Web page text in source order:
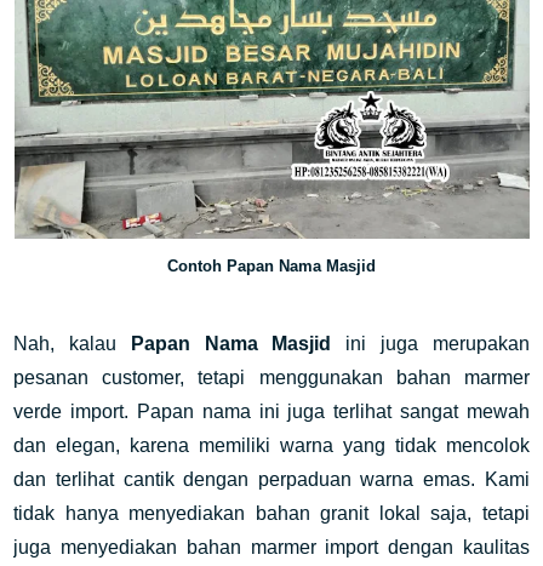
Contoh Papan Nama Masjid
Nah, kalau Papan Nama Masjid
ini juga merupakan
pesanan customer, tetapi menggunakan bahan marmer
verde import. Papan nama ini juga terlihat sangat mewah
dan elegan, karena memiliki warna yang tidak mencolok
dan terlihat cantik dengan perpaduan warna emas. Kami
tidak hanya menyediakan bahan granit lokal saja, tetapi
juga menyediakan bahan marmer import dengan kaulitas